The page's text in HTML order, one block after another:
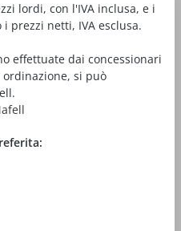
ZSX TWIN
lordi, con l'IVA inclusa, e i
prezzi netti, IVA esclusa.
effettuate dai concessionari
si può